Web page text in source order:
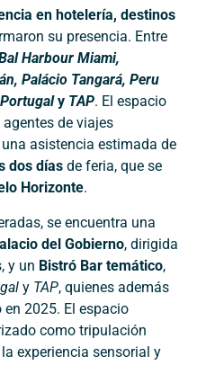
en hotelería, destinos
su presencia. Entre
Harbour Miami,
Palácio Tangará, Peru
y TAP. El espacio
de viajes
asistencia estimada de
dos días de feria, que se
Horizonte.
se encuentra una
del Gobierno, dirigida
y un Bistró Bar temático,
y TAP, quienes además
2025. El espacio
como tripulación
experiencia sensorial y